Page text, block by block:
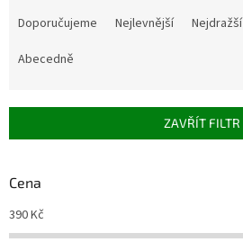
r
d
k
t
Doporučujeme Nejlevnější Nejdražší
Abecedně
ZAVŘÍT FILTR
Cena
390Kč